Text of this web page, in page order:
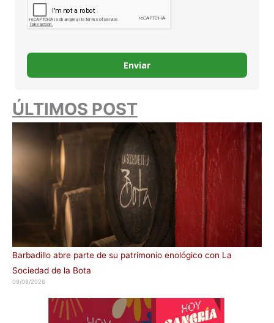
Enviar
ÚLTIMOS POST
Barbadillo abre parte de su patrimonio enológico con La
Sociedad de la Bota
09/08/2026